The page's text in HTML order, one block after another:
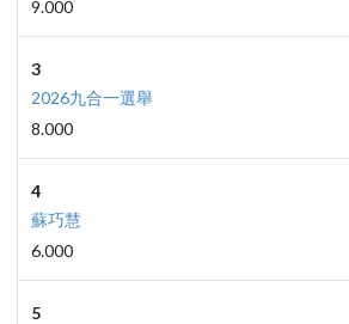
9.000
3
2026九合一選舉
8.000
4
蘇巧慧
6.000
5